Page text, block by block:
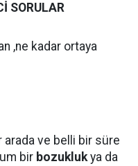
SORULAR
,ne kadar ortaya
arada ve belli bir süre
bir bozuklukya da